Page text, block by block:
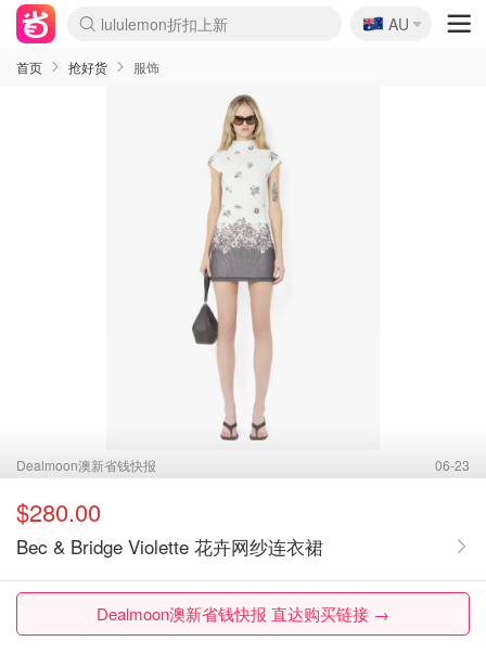
Sasa美妆护肤3.5折
SSENSE年中3折
FreshBeauty好价汇总
Cettire降价+叠9折
Farfetch折上8折
WWS Coles超市实拍
viagogo二手票捡漏
Myer清仓1折起
The Outnet奢牌1折起
David Jones 3折起
Flannels大牌1折
Perfumes Club护肤1折
AMIRO返校季6.2折
Oweek抽奖送Airpods
Amazon折扣汇总
eToro入金$200送$50
Amazon数码好物
ICONIC本周7.5折
ThedoubleF高奢地板价
Moose Knuckles 6折
丝芙兰5折起
EUFY官网3.7折起
Selenichast首饰2折
Trip机票酒店促销
YSL送5件彩妆礼
Amazon家居好物
BIGBANG巡演开票
David Jones时尚3折
Amazon美妆护肤
雅漾大喷$8
过敏原检测盒$33
伊索独家赠50ml沐浴露
科颜氏清仓3折
SEALIFE海洋馆门票6折
丝塔芙大白罐$16
订阅Newsletter送香薰
Cult Beauty 6.8折
Harrods圣诞日历2.3折
LN-CC奢牌私促3折
d'Alba空姐喷雾$16
EVE LOM套装逆天2折
Bernardelli独家4折
Adore Beauty 6折起
CT圣诞日历
Mytheresa奢品2.7折
Luxury Escapes 9折
Currentbody美容仪9折
卡诗9折+赠4件礼
MOON Garden Live
ALLSAINTS美衣3折
Roborock扫地机3.7折
Tingo Life水杯$24
Valentino官网5折
CR洗发护发6.3折
🇦🇺
AU
首页 抢好货 服饰
Dealmoon澳新省钱快报 06-23
$280.00
Bec & Bridge Violette 花卉网纱连衣裙
Dealmoon澳新省钱快报 直达购买链接 →